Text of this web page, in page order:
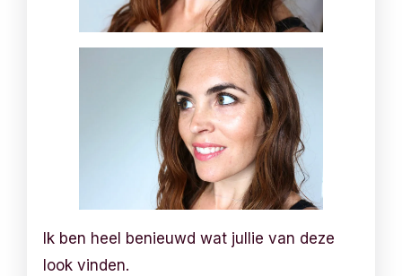
Ik ben heel benieuwd wat jullie van deze
look vinden.